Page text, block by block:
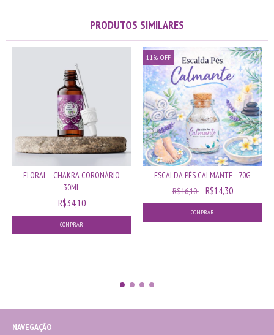
PRODUTOS SIMILARES
FLORAL - CHAKRA CORONÁRIO
30ML
R$34,10
11% OFF
ESCALDA PÉS CALMANTE - 70G
R$16,10
R$14,30
NAVEGAÇÃO